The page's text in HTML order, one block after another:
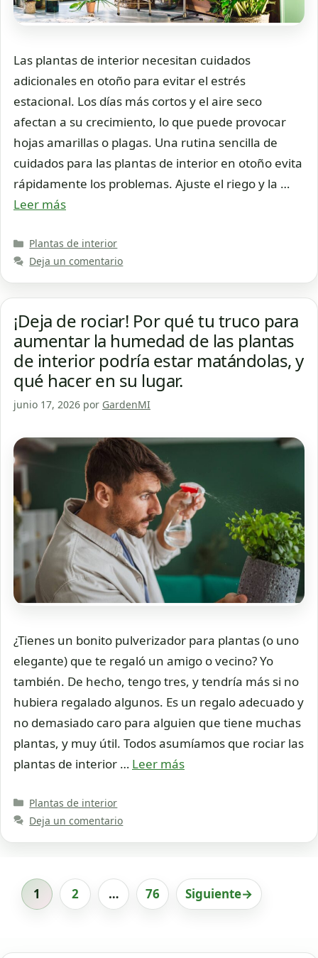
Las plantas de interior necesitan cuidados
adicionales en otoño para evitar el estrés
estacional. Los días más cortos y el aire seco
afectan a su crecimiento, lo que puede provocar
hojas amarillas o plagas. Una rutina sencilla de
cuidados para las plantas de interior en otoño evita
rápidamente los problemas. Ajuste el riego y la …
Leer más
Categorías
Plantas de interior
Deja un comentario
¡Deja de rociar! Por qué tu truco para
aumentar la humedad de las plantas
de interior podría estar matándolas, y
qué hacer en su lugar.
junio 17, 2026 por GardenMI
¿Tienes un bonito pulverizador para plantas (o uno
elegante) que te regaló un amigo o vecino? Yo
también. De hecho, tengo tres, y tendría más si no
hubiera regalado algunos. Es un regalo adecuado y
no demasiado caro para alguien que tiene muchas
plantas, y muy útil. Todos asumíamos que rociar las
plantas de interior … Leer más
Categorías
Plantas de interior
Deja un comentario
Página
1 Página
2 … Página
76 Siguiente→